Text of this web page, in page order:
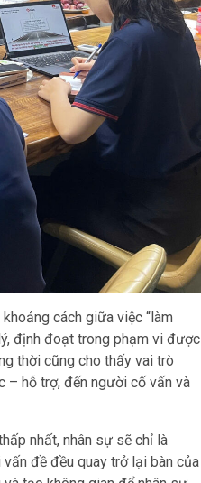
cách giữa việc “làm
định đoạt trong phạm vi được
thời cũng cho thấy vai trò
– hỗ trợ, đến người cố vấn và
nhất, nhân sự sẽ chỉ là
đề đều quay trở lại bàn của